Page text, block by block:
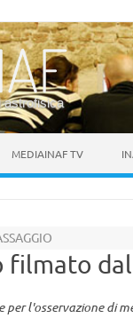
astrofisica
MEDIAINAF TV
filmato
l'osservazione di